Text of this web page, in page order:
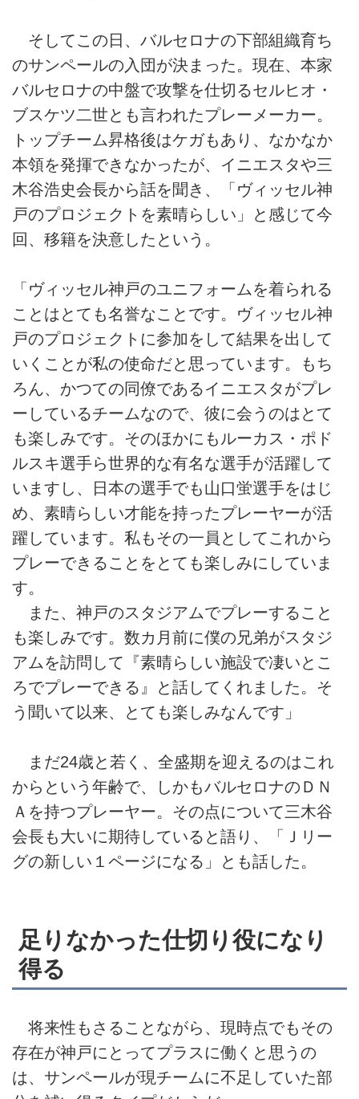
そしてこの日、バルセロナの下部組織育ち
のサンペールの入団が決まった。現在、本家
バルセロナの中盤で攻撃を仕切るセルヒオ・
ブスケツ二世とも言われたプレーメーカー。
トップチーム昇格後はケガもあり、なかなか
本領を発揮できなかったが、イニエスタや三
木谷浩史会長から話を聞き、「ヴィッセル神
戸のプロジェクトを素晴らしい」と感じて今
回、移籍を決意したという。
「ヴィッセル神戸のユニフォームを着られる
ことはとても名誉なことです。ヴィッセル神
戸のプロジェクトに参加をして結果を出して
いくことが私の使命だと思っています。もち
ろん、かつての同僚であるイニエスタがプレ
ーしているチームなので、彼に会うのはとて
も楽しみです。そのほかにもルーカス・ポド
ルスキ選手ら世界的な有名な選手が活躍して
いますし、日本の選手でも山口蛍選手をはじ
め、素晴らしい才能を持ったプレーヤーが活
躍しています。私もその一員としてこれから
プレーできることをとても楽しみにしていま
す。
また、神戸のスタジアムでプレーすること
も楽しみです。数カ月前に僕の兄弟がスタジ
アムを訪問して『素晴らしい施設で凄いとこ
ろでプレーできる』と話してくれました。そ
う聞いて以来、とても楽しみなんです」
まだ24歳と若く、全盛期を迎えるのはこれ
からという年齢で、しかもバルセロナのＤＮ
Ａを持つプレーヤー。その点について三木谷
会長も大いに期待していると語り、「Ｊリー
グの新しい１ページになる」とも話した。
足りなかった仕切り役になり
得る
将来性もさることながら、現時点でもその
存在が神戸にとってプラスに働くと思うの
は、サンペールが現チームに不足していた部